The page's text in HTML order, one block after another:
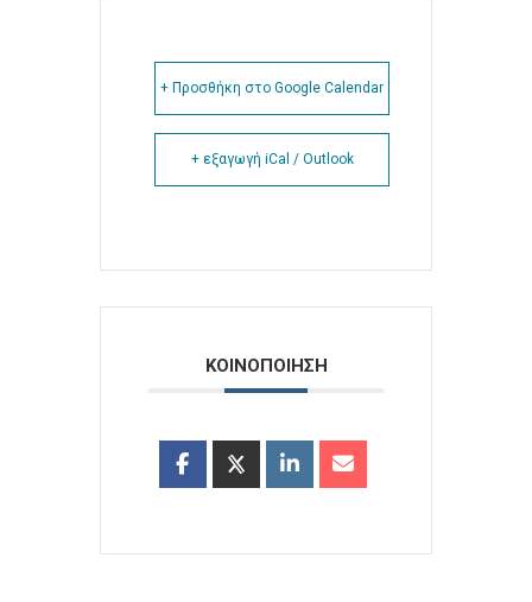
+ Προσθήκη στο Google Calendar
+ εξαγωγή iCal / Outlook
ΚΟΙΝΟΠΟΙΗΣΗ